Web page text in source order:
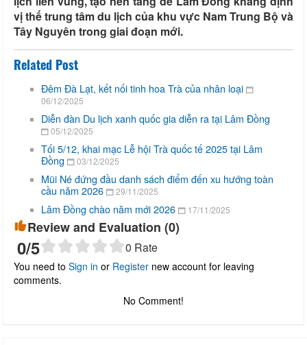
vị thế trung tâm du lịch của khu vực Nam Trung Bộ và
Tây Nguyên trong giai đoạn mới.
Related Post
Đêm Đà Lạt, kết nối tinh hoa Trà của nhân loại
06/12/2025
Diễn đàn Du lịch xanh quốc gia diễn ra tại Lâm Đồng
05/12/2025
Tối 5/12, khai mạc Lễ hội Trà quốc tế 2025 tại Lâm
Đồng
03/12/2025
Mũi Né đứng đầu danh sách điểm đến xu hướng toàn
cầu năm 2026
29/11/2025
Lâm Đồng chào năm mới 2026 17/11/2025
Review and Evaluation (0)
0/5 0 Rate
You need to Sign in or Register new account for leaving
comments.
No Comment!